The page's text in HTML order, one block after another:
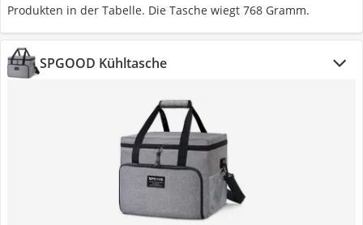
Produkten in der Tabelle. Die Tasche wiegt 768 Gramm.
SPGOOD Kühltasche